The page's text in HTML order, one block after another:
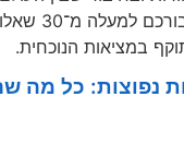
הישראלי.
במציאות הנוכחית.
נפוצות: כל מה